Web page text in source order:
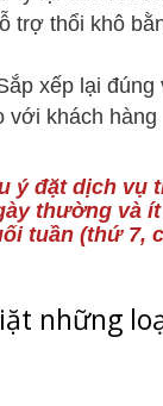
trợ thổi khô
xếp lại đúng
với khách hàng
ý đặt dịch vụ
thường và ít
tuần (thứ 7,
những